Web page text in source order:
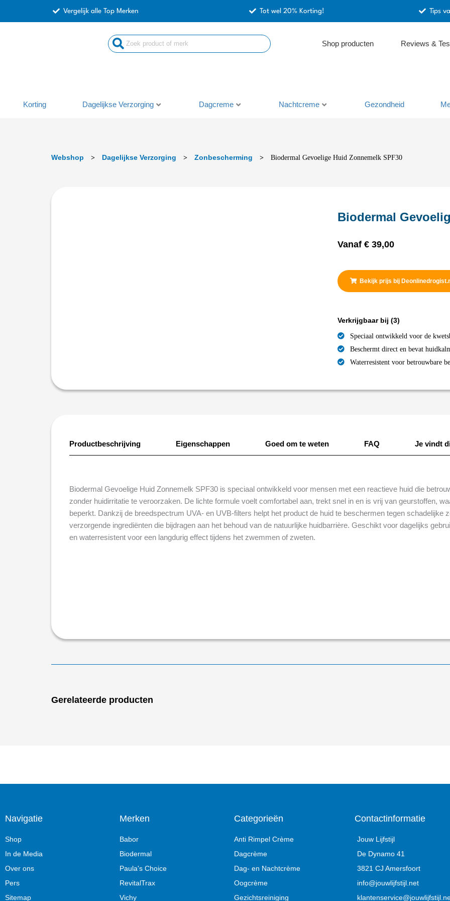
Vergelijk alle Top Merken Tot wel 20% Korting! Tips
Shop producten Reviews &
Korting Dagelijkse Verzorging Dagcreme Nachtcreme Gezondheid
Webshop > Dagelijkse Verzorging > Zonbescherming > Biodermal Gevoelige Huid Zonnemelk SPF30
Biodermal
Vanaf € 39,00
Bekijk prijs bij
Verkrijgbaar bij (3)
Speciaal ontwikkeld voor de
Beschermt direct en bevat
Waterresistent voor betrouwbare
Productbeschrijving Eigenschappen Goed om te weten FAQ Je vindt
Biodermal Gevoelige Huid Zonnemelk SPF30 is speciaal ontwikkeld voor mensen met een reactieve huid die
zonder huidirritatie te veroorzaken. De lichte formule voelt comfortabel aan, trekt snel in en is vrij van geurstoffen,
beperkt. Dankzij de breedspectrum UVA- en UVB-filters helpt het product de huid te beschermen tegen schadelijke
verzorgende ingrediënten die bijdragen aan het behoud van de natuurlijke huidbarrière. Geschikt voor dagelijks
en waterresistent voor een langdurig effect tijdens het zwemmen of zweten.
Gerelateerde producten
Navigatie
Shop
In de Media
Over ons
Pers
Sitemap
Merken
Babor
Biodermal
Paula's Choice
RevitalTrax
Vichy
Categorieën
Anti Rimpel Crème
Dagcrème
Dag- en Nachtcrème
Oogcrème
Gezichtsreiniging
Contactinformatie
Jouw Lijfstijl
De Dynamo 41
3821 CJ Amersfoort
info@jouwlijfstijl.net